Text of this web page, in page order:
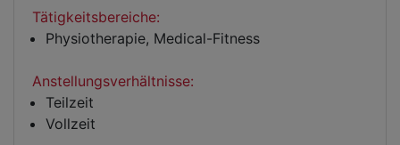
Tätigkeitsbereiche:
Physiotherapie, Medical-Fitness
Anstellungsverhältnisse:
Teilzeit
Vollzeit